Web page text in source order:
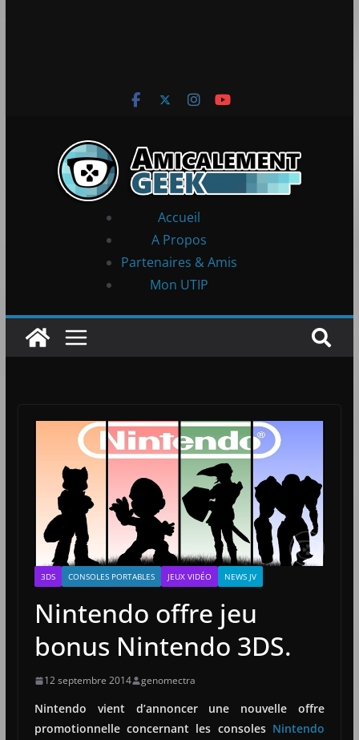
Accueil
A Propos
Partenaires & Amis
Mon UTIP
3DS CONSOLES PORTABLES JEUX VIDÉO NEWS JV
Nintendo offre jeu
bonus Nintendo 3DS.
12 septembre 2014 genomectra
Nintendo vient d’annoncer une nouvelle offre
promotionnelle concernant les consoles Nintendo